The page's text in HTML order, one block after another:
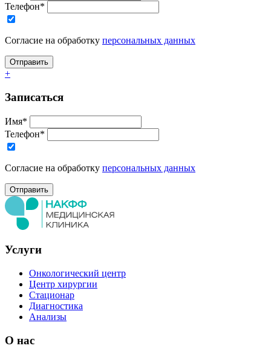
Телефон*
Согласие на обработку персональных данных
+
Записаться
Имя*
Телефон*
Согласие на обработку персональных данных
Услуги
Онкологический центр
Центр хирургии
Стационар
Диагностика
Анализы
О нас